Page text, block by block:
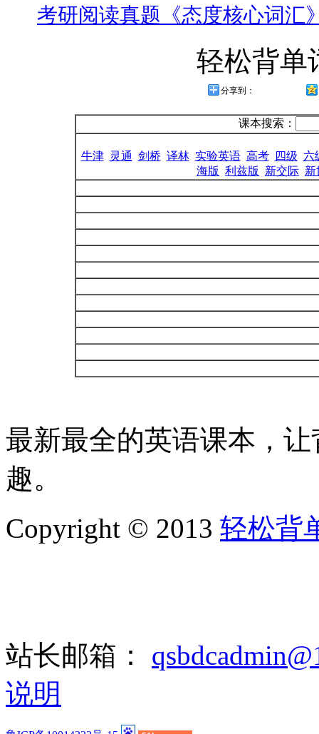
考研阅读真题《态度核心词汇
轻松背单
分享到：
课本搜索：
牛津 灵通 剑桥 译林 实验英语 高考 四级 六
海版 利兹版 新交际 新
最新最全的英语课本，
趣。
Copyright © 2013 轻松背
站长邮箱：
说明